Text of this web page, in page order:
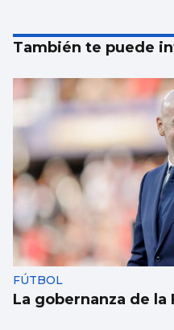
También te puede
FÚTBOL
La gobernanza de la